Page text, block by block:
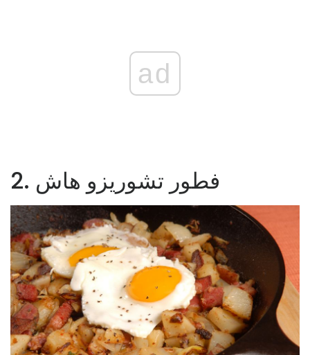
ad
2. فطور تشوريزو هاش